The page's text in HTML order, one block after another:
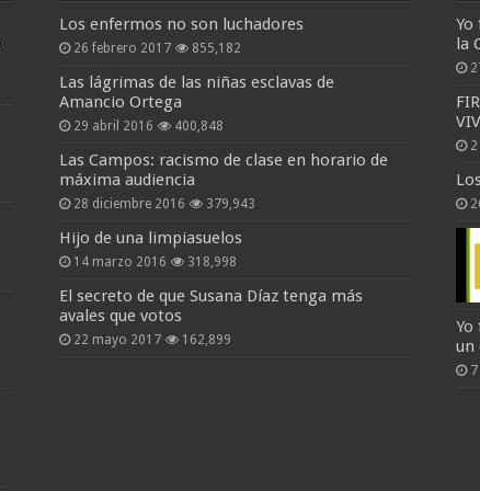
Los enfermos no son luchadores
26 febrero 2017 855,182
Las lágrimas de las niñas esclavas de
Amancio Ortega
29 abril 2016 400,848
Las Campos: racismo de clase en horario de
máxima audiencia
28 diciembre 2016 379,943
Hijo de una limpiasuelos
14 marzo 2016 318,998
El secreto de que Susana Díaz tenga más
avales que votos
22 mayo 2017 162,899
Yo
la
Yo
un